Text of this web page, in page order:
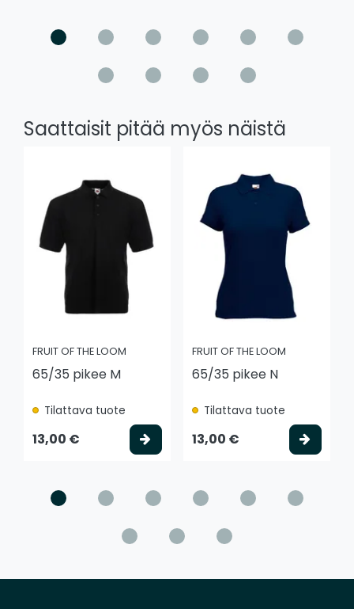
Saattaisit pitää myös näistä
FRUIT OF THE LOOM
65/35 pikee M
Tilattava tuote
13,00 € Valitse vaihtoehto
FRUIT OF THE LOOM
65/35 pikee N
Tilattava tuote
13,00 €